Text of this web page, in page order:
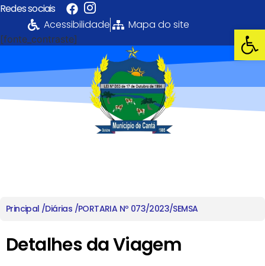
Abrir
Redes sociais
Acessibilidade
Mapa do site
[fonte_contraste]
Principal /Diárias /PORTARIA Nº 073/2023/SEMSA
Detalhes da Viagem